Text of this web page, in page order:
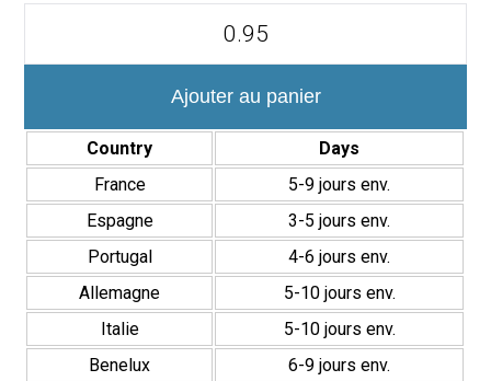
Suelo
Acabado
Ajouter au panier
Country
Days
France
5-9 jours env.
Espagne
3-5 jours env.
Portugal
4-6 jours env.
Allemagne
5-10 jours env.
Italie
5-10 jours env.
Benelux
6-9 jours env.